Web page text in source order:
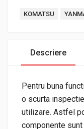
Tags:
KOMATSU
Descriere
Pentru buna
o scurta
utilizare. Astfel
componente